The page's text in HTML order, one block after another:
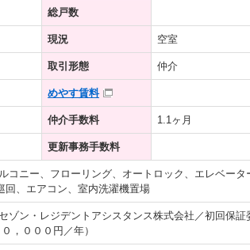
総戸数
現況 空室
取引形態 仲介
めやす賃料
仲介手数料 1.1ヶ月
更新事務手数料
コニー、フローリング、オートロック、エレベー
回、エアコン、室内洗濯機置場
ゾン・レジデントアシスタンス株式会社／初回保証
，０００円／年）